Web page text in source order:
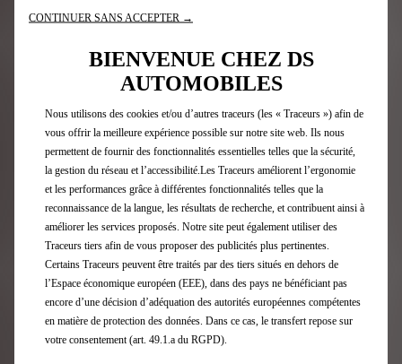
SERVICES SUR-MESURE
L'excellence DS Service
CONTINUER SANS ACCEPTER →
BIENVENUE CHEZ DS
AUTOMOBILES
Nous utilisons des cookies et/ou d’autres traceurs (les « Traceurs ») afin de
vous offrir la meilleure expérience possible sur notre site web. Ils nous
permettent de fournir des fonctionnalités essentielles telles que la sécurité,
la gestion du réseau et l’accessibilité.Les Traceurs améliorent l’ergonomie
et les performances grâce à différentes fonctionnalités telles que la
reconnaissance de la langue, les résultats de recherche, et contribuent ainsi à
améliorer les services proposés. Notre site peut également utiliser des
Traceurs tiers afin de vous proposer des publicités plus pertinentes.
Certains Traceurs peuvent être traités par des tiers situés en dehors de
l’Espace économique européen (EEE), dans des pays ne bénéficiant pas
encore d’une décision d’adéquation des autorités européennes compétentes
en matière de protection des données. Dans ce cas, le transfert repose sur
votre consentement (art. 49.1.a du RGPD).